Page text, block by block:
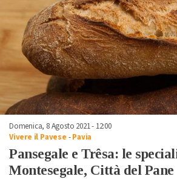
Domenica, 8 Agosto 2021 - 12:00
Vivere il Pavese -Pavia
Pansegale e Trêsa: le
Montesegale, Città del Pane